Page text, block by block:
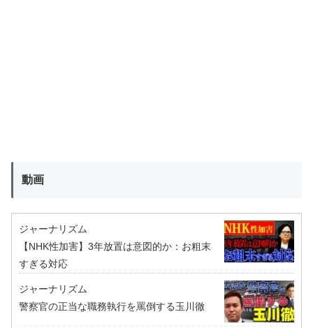
動画
ジャーナリズム
【NHK性加害】3年放置は意図的か：お粗末
すぎる対応
ジャーナリズム
警察官の正当な職務執行を罵倒する玉川徹